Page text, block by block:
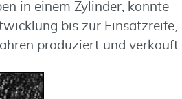
in einem Zylinder, konnte
bis zur Einsatzreife,
produziert und verkauft.